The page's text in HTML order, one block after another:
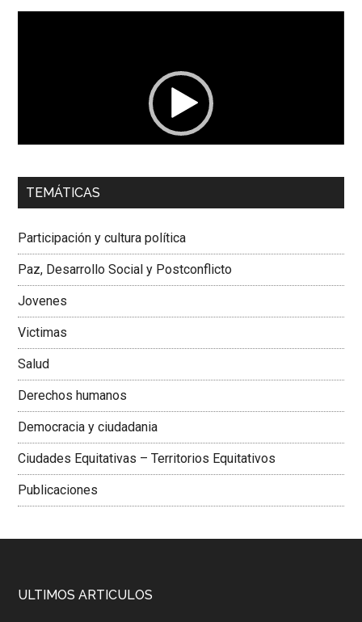
00:00 01:04
Dra. Carolina Corcho Mejía,Presidenta Corporación
Colombiana
TEMÁTICAS
Participación y cultura política
Paz, Desarrollo Social y Postconflicto
Jovenes
Victimas
Salud
Derechos humanos
Democracia y ciudadania
Ciudades Equitativas – Territorios Equitativos
Publicaciones
ULTIMOS ARTICULOS